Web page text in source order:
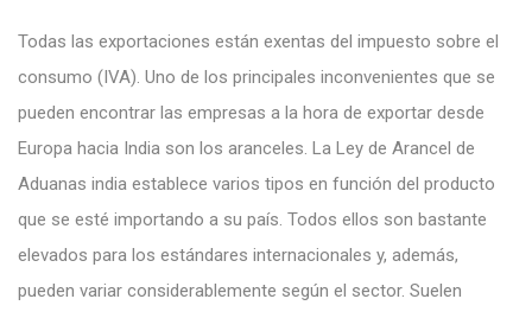
Todas las exportaciones están exentas del impuesto sobre el
consumo (IVA). Uno de los principales inconvenientes que se
pueden encontrar las empresas a la hora de exportar desde
Europa hacia India son los aranceles. La Ley de Arancel de
Aduanas india establece varios tipos en función del producto
que se esté importando a su país. Todos ellos son bastante
elevados para los estándares internacionales y, además,
pueden variar considerablemente según el sector. Suelen